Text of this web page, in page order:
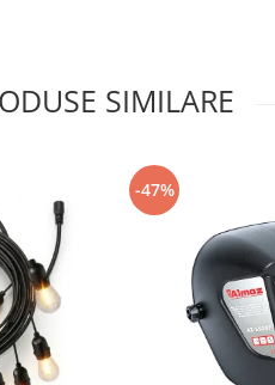
SIMILARE
-47%